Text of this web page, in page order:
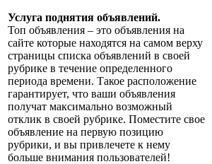
Услуга поднятия объявлений.
Топ объявления – это объявления на
сайте которые находятся на самом верху
страницы списка объявлений в своей
рубрике в течение определенного
периода времени. Такое расположение
гарантирует, что ваши объявления
получат максимально возможный
отклик в своей рубрике. Поместите свое
объявление на первую позицию
рубрики, и вы привлечете к нему
больше внимания пользователей!